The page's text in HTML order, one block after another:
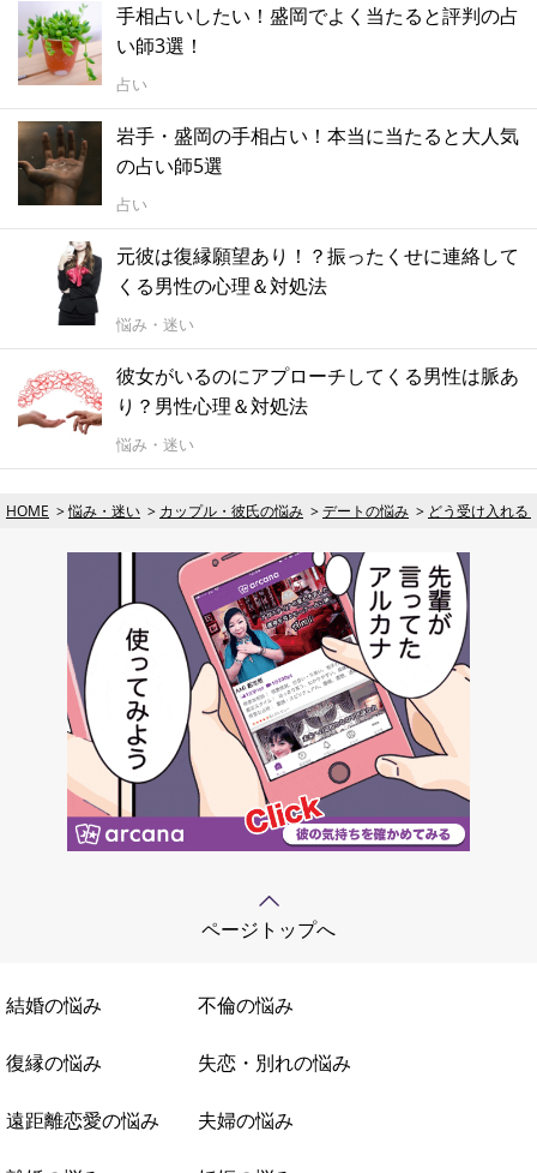
手相占いしたい！盛岡でよく当たると評判の占
い師3選！
占い
岩手・盛岡の手相占い！本当に当たると大人気
の占い師5選
占い
元彼は復縁願望あり！？振ったくせに連絡して
くる男性の心理＆対処法
悩み・迷い
彼女がいるのにアプローチしてくる男性は脈あ
り？男性心理＆対処法
悩み・迷い
HOME 悩み・迷い カップル・彼氏の悩み デートの悩み どう受け入れる
ページトップへ
結婚の悩み 不倫の悩み
復縁の悩み 失恋・別れの悩み
遠距離恋愛の悩み 夫婦の悩み